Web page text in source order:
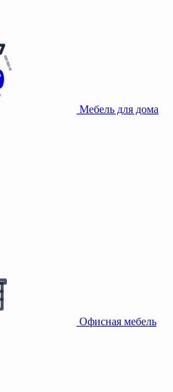
Мебель для дома
Офисная мебель